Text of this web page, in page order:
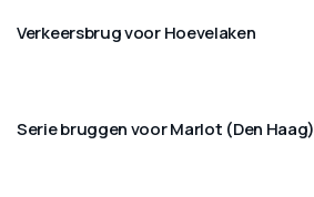
Verkeersbrug voor Hoevelaken
Serie bruggen voor Marlot (Den Haag)